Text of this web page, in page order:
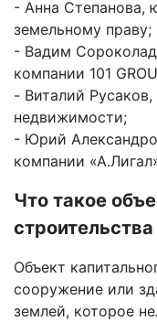
- Анна Степанова,
земельному праву;
- Вадим
компании 101
- Виталий
недвижимости;
- Юрий
компании
Что такое
строительства
Объект
сооружение или
землей, которое